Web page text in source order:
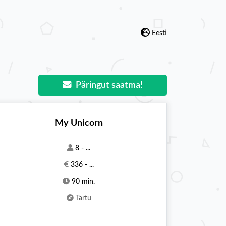
Eesti
Päringut saatma!
My Unicorn
8 - ...
336 - ...
90 min.
Tartu